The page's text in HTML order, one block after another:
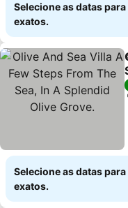
Selecione as datas
exatos.
Selecione as datas
exatos.